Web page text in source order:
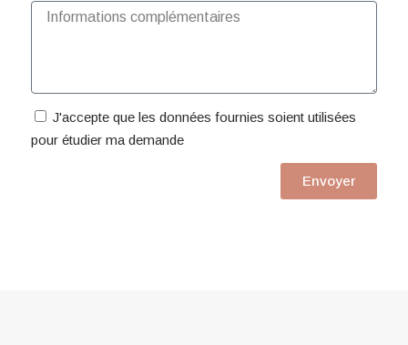
J'accepte que les données fournies soient utilisées
pour étudier ma demande
Envoyer